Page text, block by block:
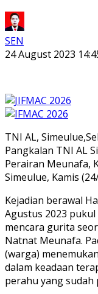
SEN
24 August 2023
TNI AL,
Pangkalan TNI AL
Perairan Meunafa,
Simeulue, Kamis
Kejadian berawal
Agustus 2023
mencara gurita
Natnat Meunafa.
(warga)
dalam keadaan
perahu yang sudah